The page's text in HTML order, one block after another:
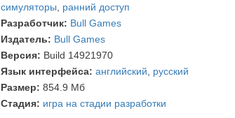
симуляторы
ранний доступ
Разработчик: Bull Games
Издатель: Bull Games
Версия: Build 14921970
Язык интерфейса: английский
русский
Размер: 854.9 Мб
Стадия: игра на стадии разработки